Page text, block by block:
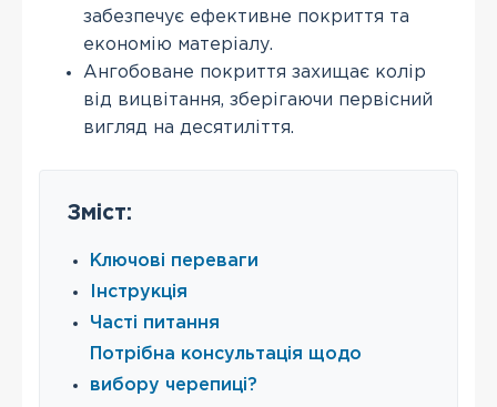
забезпечує ефективне покриття та
економію матеріалу.
Ангобоване покриття захищає колір
від вицвітання, зберігаючи первісний
вигляд на десятиліття.
Зміст:
Ключові переваги
Інструкція
Часті питання
Потрібна консультація щодо
вибору черепиці?